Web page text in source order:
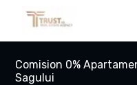
Comision 0%
Sagului